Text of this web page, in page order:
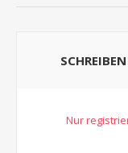
Nur